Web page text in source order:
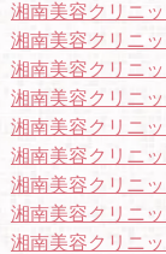
湘南美容クリニ
湘南美容クリニ
湘南美容クリニ
湘南美容クリニ
湘南美容クリニ
湘南美容クリニ
湘南美容クリニ
湘南美容クリニ
湘南美容クリニ